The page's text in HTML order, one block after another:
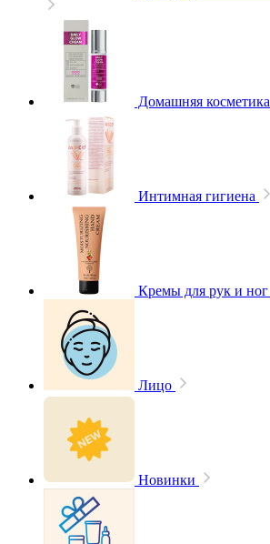
Домашняя косметика
Интимная гигиена
Кремы для рук и ног
Лицо
Новинки